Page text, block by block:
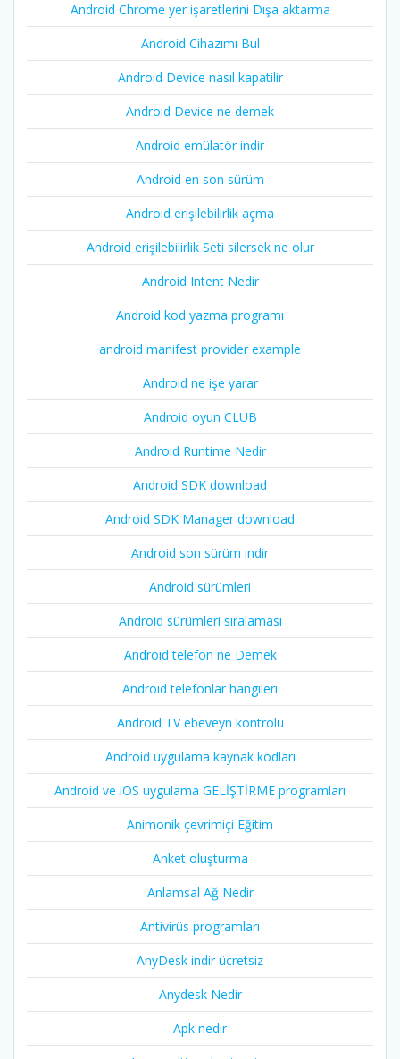
Android Chrome yer işaretlerini Dışa aktarma
Android Cihazımı Bul
Android Device nasıl kapatilir
Android Device ne demek
Android emülatör indir
Android en son sürüm
Android erişilebilirlik açma
Android erişilebilirlik Seti silersek ne olur
Android Intent Nedir
Android kod yazma programı
android manifest provider example
Android ne işe yarar
Android oyun CLUB
Android Runtime Nedir
Android SDK download
Android SDK Manager download
Android son sürüm indir
Android sürümleri
Android sürümleri sıralaması
Android telefon ne Demek
Android telefonlar hangileri
Android TV ebeveyn kontrolü
Android uygulama kaynak kodları
Android ve iOS uygulama GELİŞTİRME programları
Animonik çevrimiçi Eğitim
Anket oluşturma
Anlamsal Ağ Nedir
Antivirüs programları
AnyDesk indir ücretsiz
Anydesk Nedir
Apk nedir